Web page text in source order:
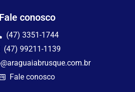
Fale conosco
(47) 3351-1744
(47) 99211-1139
Fale conosco